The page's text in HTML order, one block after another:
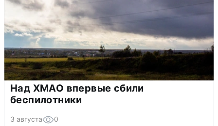
Над ХМАО впервые сбили
беспилотники
3 августа 0